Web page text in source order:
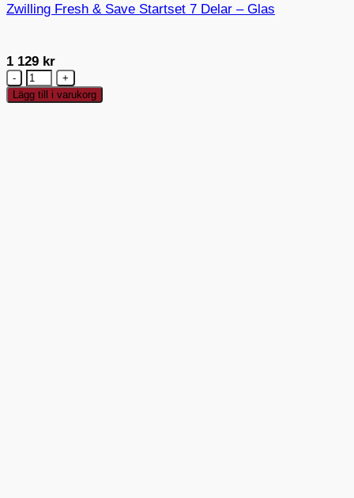
Zwilling Fresh & Save Startset 7 Delar – Glas
1 129 kr
Zwilling
Fresh
Lägg till i varukorg